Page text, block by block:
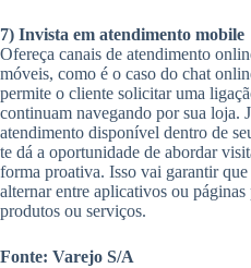
7) Invista em atendimento mobile
Ofereça canais de atendimento
móveis, como é o caso do chat
permite o cliente solicitar uma
continuam navegando por sua loja.
atendimento disponível dentro de
te dá a oportunidade de abordar
forma proativa. Isso vai garantir
alternar entre aplicativos ou
produtos ou serviços.
Fonte: Varejo S/A